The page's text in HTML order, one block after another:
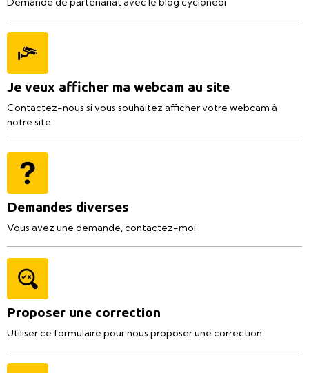
Je veux afficher ma webcam au site
Contactez-nous si vous souhaitez afficher votre webcam à
notre site
Demandes diverses
Vous avez une demande, contactez-moi
Proposer une correction
Utiliser ce formulaire pour nous proposer une correction